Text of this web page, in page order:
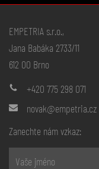
EMPETRIA s.r.o.,
Jana Babáka 2733/11
612 00 Brno
+420 775 298 071
novak@empetria.cz
Zanechte nám vzkaz: